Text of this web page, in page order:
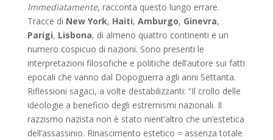
Immediatamente, racconta questo lungo errare.
Tracce di New York, Haiti, Amburgo, Ginevra,
Parigi, Lisbona, di almeno quattro continenti e un
numero cospicuo di nazioni. Sono presenti le
interpretazioni filosofiche e politiche dell’autore sui fatti
epocali che vanno dal Dopoguerra agli anni Settanta.
Riflessioni sagaci, a volte destabilizzanti: “Il crollo delle
ideologie a beneficio degli estremismi nazionali. Il
razzismo nazista non è stato nient’altro che un’estetica
dell’assassinio. Rinascimento estetico = assenza totale